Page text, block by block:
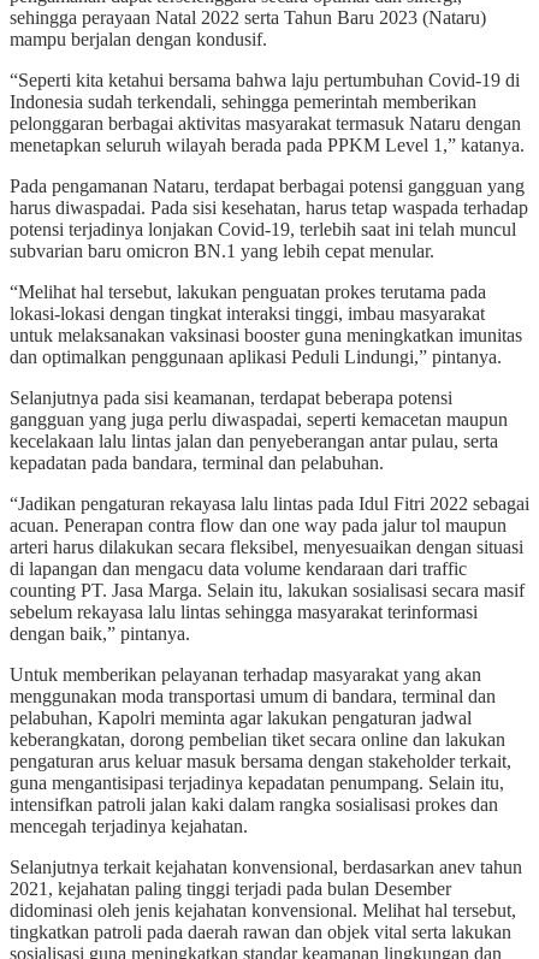
sehingga perayaan Natal 2022 serta Tahun Baru 2023 (Nataru)
mampu berjalan dengan kondusif.
“Seperti kita ketahui bersama bahwa laju pertumbuhan Covid-19 di
Indonesia sudah terkendali, sehingga pemerintah memberikan
pelonggaran berbagai aktivitas masyarakat termasuk Nataru dengan
menetapkan seluruh wilayah berada pada PPKM Level 1,” katanya.
Pada pengamanan Nataru, terdapat berbagai potensi gangguan yang
harus diwaspadai. Pada sisi kesehatan, harus tetap waspada terhadap
potensi terjadinya lonjakan Covid-19, terlebih saat ini telah muncul
subvarian baru omicron BN.1 yang lebih cepat menular.
“Melihat hal tersebut, lakukan penguatan prokes terutama pada
lokasi-lokasi dengan tingkat interaksi tinggi, imbau masyarakat
untuk melaksanakan vaksinasi booster guna meningkatkan imunitas
dan optimalkan penggunaan aplikasi Peduli Lindungi,” pintanya.
Selanjutnya pada sisi keamanan, terdapat beberapa potensi
gangguan yang juga perlu diwaspadai, seperti kemacetan maupun
kecelakaan lalu lintas jalan dan penyeberangan antar pulau, serta
kepadatan pada bandara, terminal dan pelabuhan.
“Jadikan pengaturan rekayasa lalu lintas pada Idul Fitri 2022 sebagai
acuan. Penerapan contra flow dan one way pada jalur tol maupun
arteri harus dilakukan secara fleksibel, menyesuaikan dengan situasi
di lapangan dan mengacu data volume kendaraan dari traffic
counting PT. Jasa Marga. Selain itu, lakukan sosialisasi secara masif
sebelum rekayasa lalu lintas sehingga masyarakat terinformasi
dengan baik,” pintanya.
Untuk memberikan pelayanan terhadap masyarakat yang akan
menggunakan moda transportasi umum di bandara, terminal dan
pelabuhan, Kapolri meminta agar lakukan pengaturan jadwal
keberangkatan, dorong pembelian tiket secara online dan lakukan
pengaturan arus keluar masuk bersama dengan stakeholder terkait,
guna mengantisipasi terjadinya kepadatan penumpang. Selain itu,
intensifkan patroli jalan kaki dalam rangka sosialisasi prokes dan
mencegah terjadinya kejahatan.
Selanjutnya terkait kejahatan konvensional, berdasarkan anev tahun
2021, kejahatan paling tinggi terjadi pada bulan Desember
didominasi oleh jenis kejahatan konvensional. Melihat hal tersebut,
tingkatkan patroli pada daerah rawan dan objek vital serta lakukan
sosialisasi guna meningkatkan standar keamanan lingkungan dan